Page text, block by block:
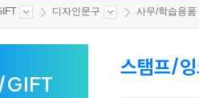
디자인문구 사무/학습용품
GIFT
스탬프/